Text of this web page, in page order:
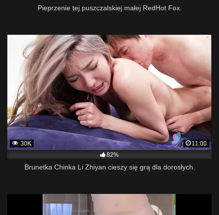
Pieprzenie tej puszczalskiej małej RedHot Fox.
30K
11:00
82%
Brunetka Chinka Li Zhiyan cieszy się grą dla dorosłych.